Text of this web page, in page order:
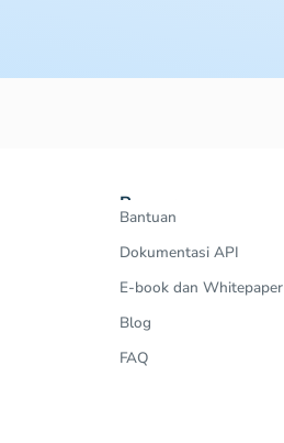
Resources
Bantuan
Dokumentasi API
E-book dan Whitepaper
Blog
FAQ